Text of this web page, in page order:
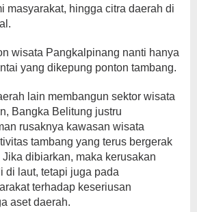
masyarakat, hingga citra daerah di
wisata Pangkalpinang nanti hanya
yang dikepung ponton tambang.
lain membangun sektor wisata
Bangka Belitung justru
rusaknya kawasan wisata
tambang yang terus bergerak
dibiarkan, maka kerusakan
di laut, tetapi juga pada
terhadap keseriusan
aset daerah.